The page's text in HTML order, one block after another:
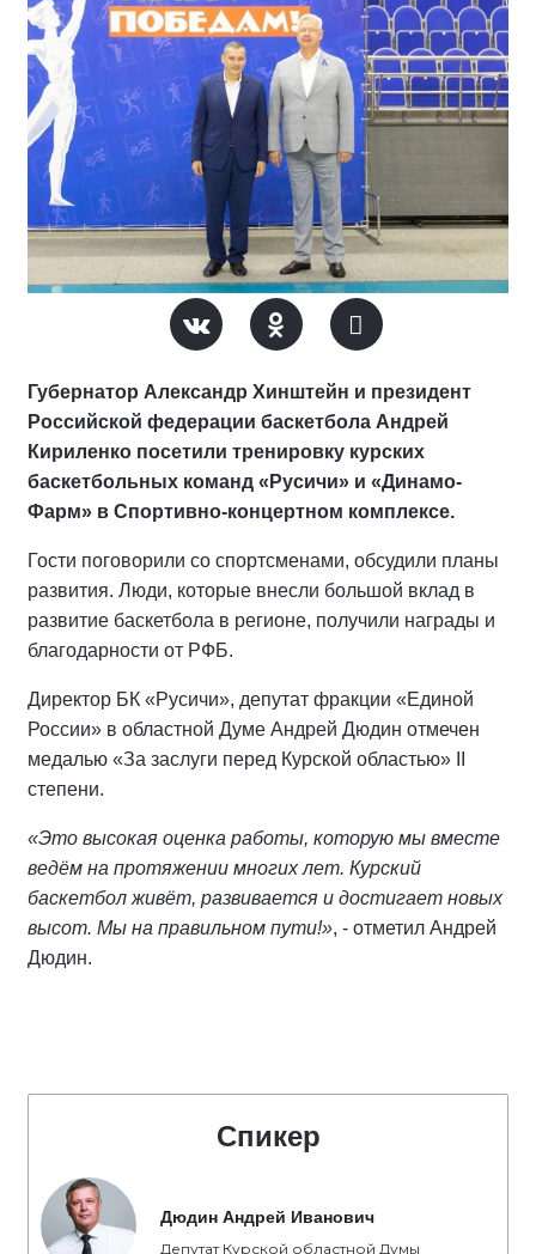
Губернатор Александр Хинштейн и президент
Российской федерации баскетбола Андрей
Кириленко посетили тренировку курских
баскетбольных команд «Русичи» и «Динамо-
Фарм» в Спортивно-концертном комплексе.
Гости поговорили со спортсменами, обсудили планы
развития. Люди, которые внесли большой вклад в
развитие баскетбола в регионе, получили награды и
благодарности от РФБ.
Директор БК «Русичи», депутат фракции «Единой
России» в областной Думе Андрей Дюдин отмечен
медалью «За заслуги перед Курской областью» II
степени.
«Это высокая оценка работы, которую мы вместе
ведём на протяжении многих лет. Курский
баскетбол живёт, развивается и достигает новых
высот. Мы на правильном пути!», - отметил Андрей
Дюдин.
Спикер
Дюдин Андрей Иванович
Депутат Курской областной Думы